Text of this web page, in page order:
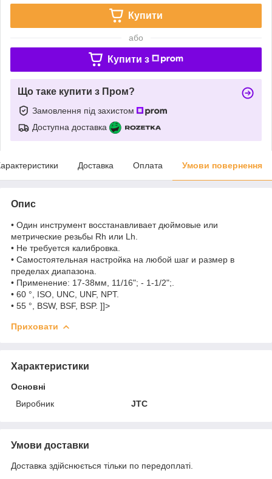
Купити
або
Купити з
Що таке купити з Пром?
Замовлення під захистом
Доступна доставка
Доставка Оплата Умови повернення
Опис
• Один инструмент восстанавливает дюймовые или
метрические резьбы Rh или Lh.
• Не требуется калибровка.
• Самостоятельная настройка на любой шаг и размер в
пределах диапазона.
• Применение: 17-38мм, 11/16"; - 1-1/2";.
• 60 °, ISO, UNC, UNF, NPT.
• 55 °, BSW, BSF, BSP. ]]>
Приховати
Характеристики
Основні
Виробник
JTC
Умови доставки
Доставка здійснюється тільки по передоплаті.